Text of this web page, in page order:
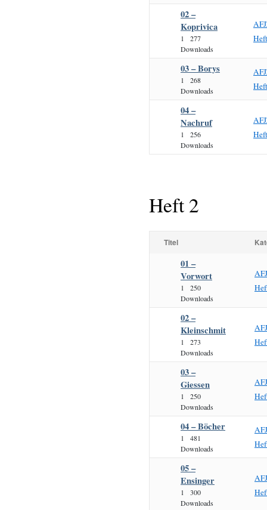
02 –
Koprivica
1
277
Downloads
03 – Borys
1
268
Downloads
04 –
Nachruf
1
256
Downloads
Heft 2
Titel
01 –
Vorwort
1
250
Downloads
02 –
Kleinschmit
1
273
Downloads
03 –
Giessen
1
250
Downloads
04 – Böcher
1
481
Downloads
05 –
Ensinger
1
300
Downloads